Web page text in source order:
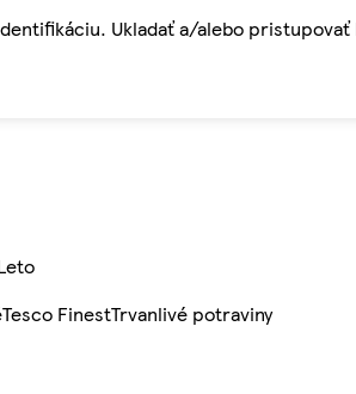
Ukladať a/alebo
Tesco FinestTrvanlivé potraviny